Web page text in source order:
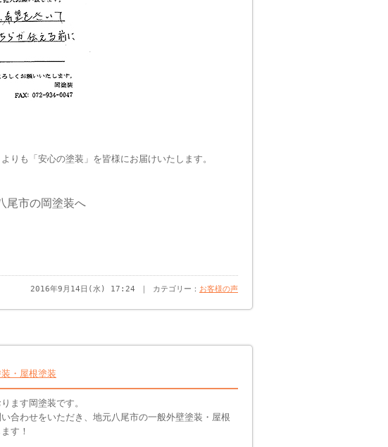
りも「安心の塗装」を皆様にお届けいたします。
尾市の岡塗装へ
2016年9月14日(水) 17:24 ｜ カテゴリー： お客様の声
・屋根塗装
ます岡塗装です。
合わせをいただき、地元八尾市の一般外壁塗装・屋根
す！